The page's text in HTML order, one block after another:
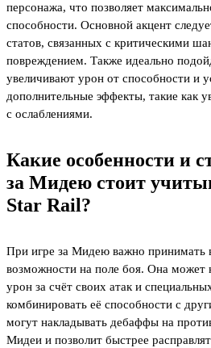
персонажа, что позволяет
способности. Основной акцент
статов, связанных с критическими
повреждением. Также идеально
увеличивают урон от способности и
дополнительные эффекты, такие как
с ослаблениями.
Какие особенности и
за Мидею стоит
Star Rail?
При игре за Мидею важно принимать
возможности на поле боя. Она может
урон за счёт своих атак и
комбинировать её способности с
могут накладывать дебаффы на
Мидеи и позволит быстрее